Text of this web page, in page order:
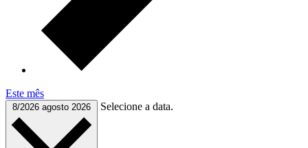
Este mês
8/2026 agosto 2026 Selecione a data.